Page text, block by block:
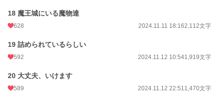
18 魔王城にいる魔物達
628 2024.11.11 18:162,112文字
19 詰められているらしい
592 2024.11.12 10:541,919文字
20 大丈夫、いけます
589 2024.11.12 22:511,470文字